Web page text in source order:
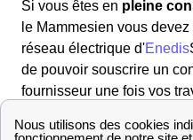
Si vous êtes en pleine
le Mammesien vous
réseau électrique d'Enedis
de pouvoir souscrire un
fournisseur une fois vos
Pour cela vous devez